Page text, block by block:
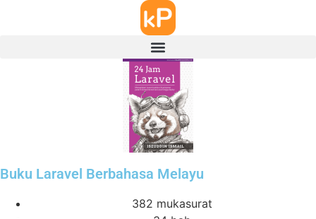
Buku Laravel Berbahasa Melayu
382 mukasurat